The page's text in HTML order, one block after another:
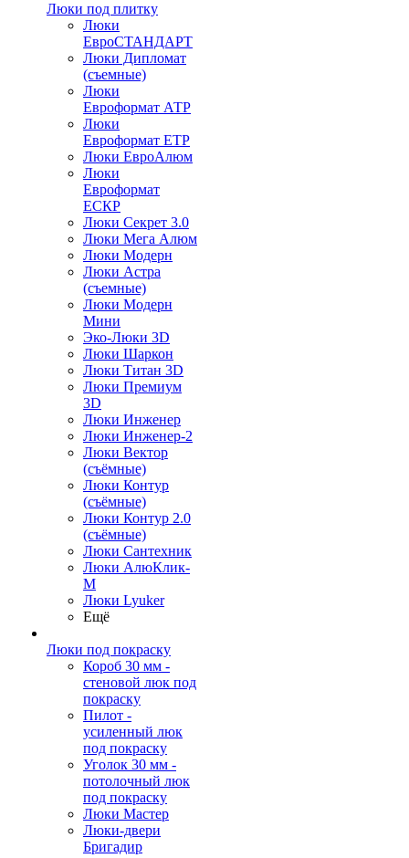
Люки под плитку
Люки
ЕвроСТАНДАРТ
Люки Дипломат
(съемные)
Люки
Евроформат АТР
Люки
Евроформат ЕТР
Люки ЕвроАлюм
Люки
Евроформат
ЕСКР
Люки Секрет 3.0
Люки Мега Алюм
Люки Модерн
Люки Астра
(съемные)
Люки Модерн
Мини
Эко-Люки 3D
Люки Шаркон
Люки Титан 3D
Люки Премиум
3D
Люки Инженер
Люки Инженер-2
Люки Вектор
(съёмные)
Люки Контур
(съёмные)
Люки Контур 2.0
(съёмные)
Люки Сантехник
Люки АлюКлик-
М
Люки Lyuker
Ещё
Люки под покраску
Короб 30 мм -
стеновой люк под
покраску
Пилот -
усиленный люк
под покраску
Уголок 30 мм -
потолочный люк
под покраску
Люки Мастер
Люки-двери
Бригадир